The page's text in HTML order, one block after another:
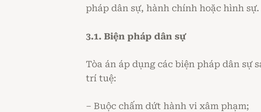
pháp dân sự, hành chính hoặc hình sự.
3.1. Biện pháp dân sự
Tòa án áp dụng các biện pháp dân sự
trí tuệ:
– Buộc chấm dứt hành vi xâm phạm;